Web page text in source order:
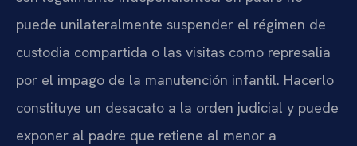
puede unilateralmente suspender el régimen de
custodia compartida o las visitas como represalia
por el impago de la manutención infantil. Hacerlo
constituye un desacato a la orden judicial y puede
exponer al padre que retiene al menor a